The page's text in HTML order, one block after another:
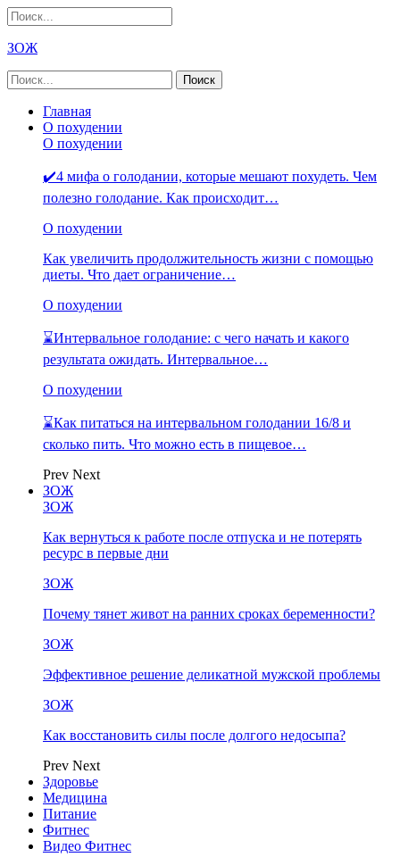
ЗОЖ
Главная
О похудении
О похудении
✔️4 мифа о голодании, которые мешают похудеть. Чем
полезно голодание. Как происходит…
О похудении
Как увеличить продолжительность жизни с помощью
диеты. Что дает ограничение…
О похудении
⌛Интервальное голодание: с чего начать и какого
результата ожидать. Интервальное…
О похудении
⌛Как питаться на интервальном голодании 16/8 и
сколько пить. Что можно есть в пищевое…
Prev Next
ЗОЖ
ЗОЖ
Как вернуться к работе после отпуска и не потерять
ресурс в первые дни
ЗОЖ
Почему тянет живот на ранних сроках беременности?
ЗОЖ
Эффективное решение деликатной мужской проблемы
ЗОЖ
Как восстановить силы после долгого недосыпа?
Prev Next
Здоровье
Медицина
Питание
Фитнес
Видео Фитнес